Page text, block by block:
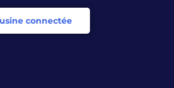
connectée